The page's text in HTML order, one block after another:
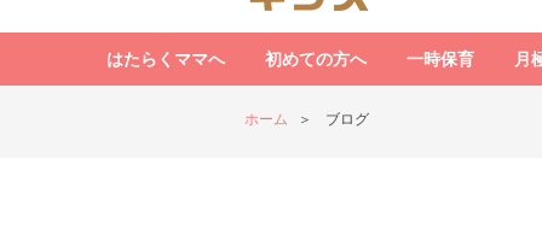
はたらくママへ 初めての方へ 一時保育 月
ホーム ブログ